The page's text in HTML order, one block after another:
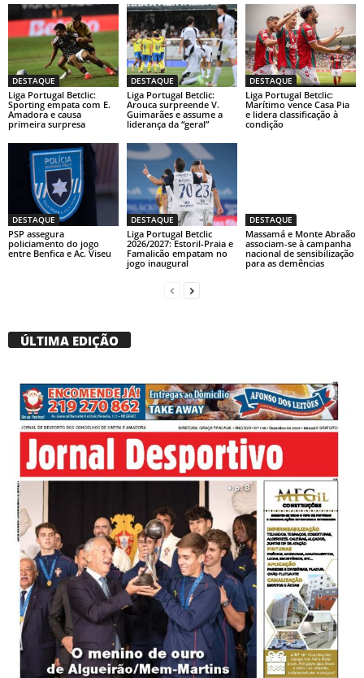
DESTAQUE
Liga Portugal Betclic:
Sporting empata com E.
Amadora e causa
primeira surpresa
DESTAQUE
Liga Portugal Betclic:
Arouca surpreende V.
Guimarães e assume a
liderança da “geral”
DESTAQUE
Liga Portugal Betclic:
Marítimo vence Casa Pia
e lidera classificação à
condição
DESTAQUE
PSP assegura
policiamento do jogo
entre Benfica e Ac. Viseu
DESTAQUE
Liga Portugal Betclic
2026/2027: Estoril-Praia e
Famalicão empatam no
jogo inaugural
DESTAQUE
Massamá e Monte Abraão
associam-se à campanha
nacional de sensibilização
para as demências
ÚLTIMA EDIÇÃO